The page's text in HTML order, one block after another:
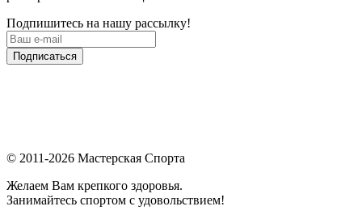
Подпишитесь на нашу рассылку!
Подписаться
© 2011-2026 Мастерская Спорта
Желаем Вам крепкого здоровья.
Занимайтесь спортом с удовольствием!